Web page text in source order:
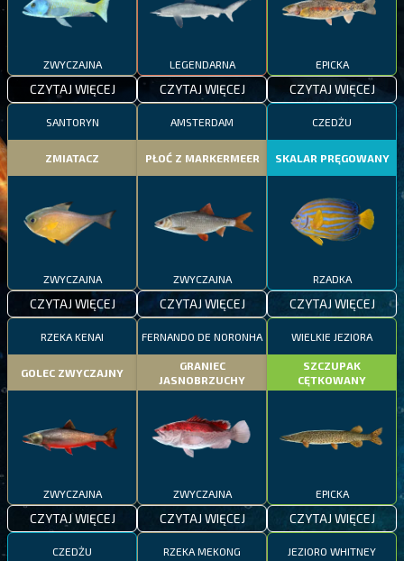
ZWYCZAJNA
CZYTAJ WIĘCEJ
LEGENDARNA
CZYTAJ WIĘCEJ
EPICKA
CZYTAJ WIĘCEJ
SANTORYN
ZMIATACZ
ZWYCZAJNA
CZYTAJ WIĘCEJ
AMSTERDAM
PŁOĆ Z MARKERMEER
ZWYCZAJNA
CZYTAJ WIĘCEJ
CZEDŻU
SKALAR PRĘGOWANY
RZADKA
CZYTAJ WIĘCEJ
RZEKA KENAI
GOLEC ZWYCZAJNY
ZWYCZAJNA
CZYTAJ WIĘCEJ
FERNANDO DE NORONHA
GRANIEC
JASNOBRZUCHY
ZWYCZAJNA
CZYTAJ WIĘCEJ
WIELKIE JEZIORA
SZCZUPAK
CĘTKOWANY
EPICKA
CZYTAJ WIĘCEJ
CZEDŻU RZEKA MEKONG JEZIORO WHITNEY